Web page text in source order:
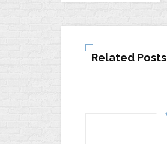
Related Posts